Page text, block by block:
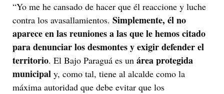
“Yo me he cansado de hacer que él reaccione y luche
contra los avasallamientos. Simplemente, él no
aparece en las reuniones a las que le hemos citado
para denunciar los desmontes y exigir defender el
territorio. El Bajo Paraguá es un área protegida
municipal y, como tal, tiene al alcalde como la
máxima autoridad que debe evitar que los